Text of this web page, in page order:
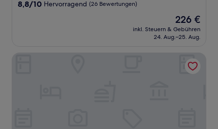
8.8
8,8/10 Hervorragend (26 Bewertungen)
Der
Preis
beträgt
226 €
inkl. Steuern & Gebühren
24. Aug.–25. Aug.